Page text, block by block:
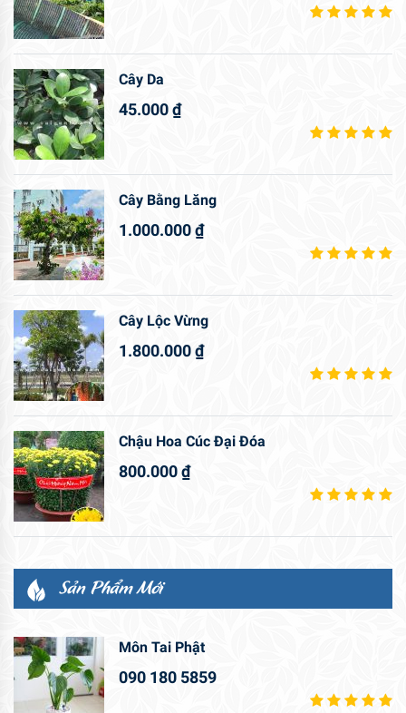
Cây Da
45.000₫
Cây Bằng Lăng
1.000.000₫
Cây Lộc Vừng
1.800.000₫
Chậu Hoa Cúc Đại Đóa
800.000₫
Sản Phẩm Mới
Môn Tai Phật
090 180 5859